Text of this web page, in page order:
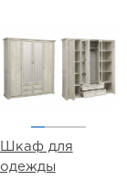
Шкаф для
одежды